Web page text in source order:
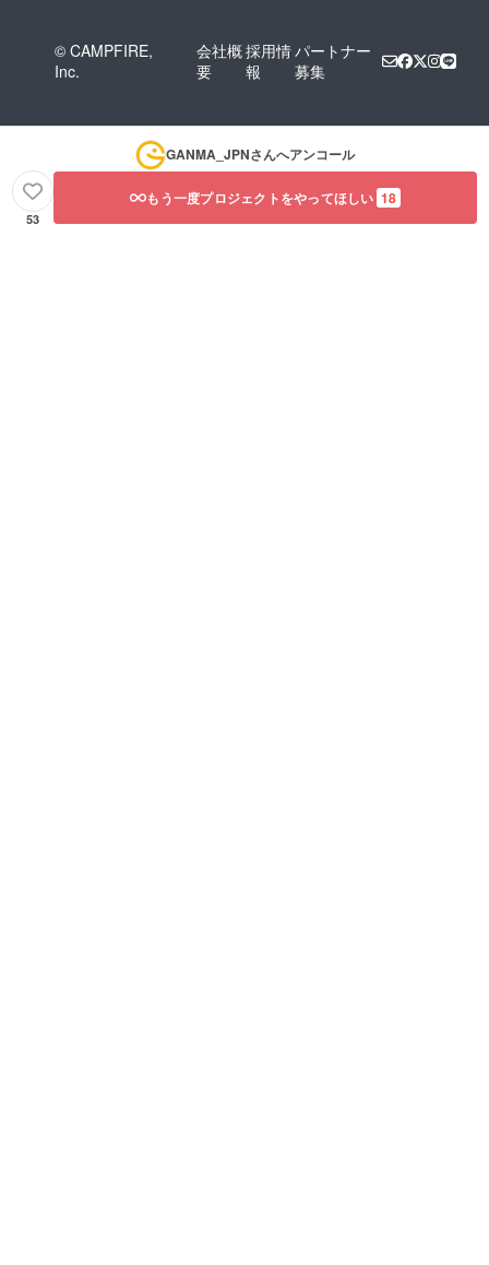
© CAMPFIRE,
Inc.
会社概
要
採用情
報
パートナー
募集
GANMA_JPNさんへアンコール
53
もう一度プロジェクトをやってほしい 18